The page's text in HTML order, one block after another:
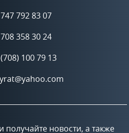
792 83 07
358 30 24
100 79 13
получайте новости, а также